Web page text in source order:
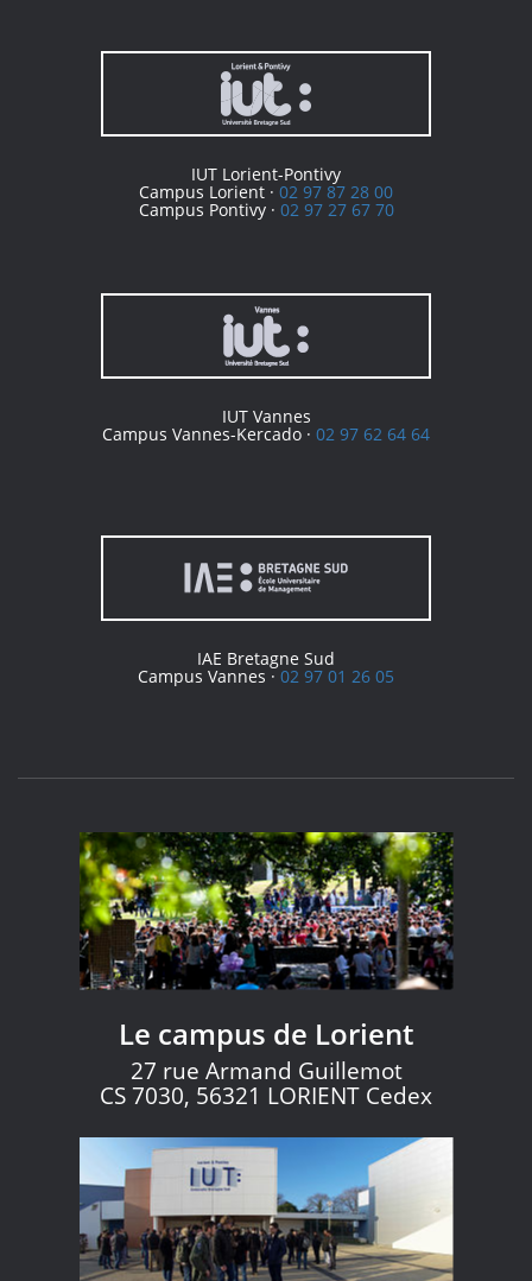
IUT Lorient-Pontivy
Campus Lorient · 02 97 87 28 00
Campus Pontivy · 02 97 27 67 70
IUT Vannes
Campus Vannes-Kercado · 02 97 62 64 64
IAE Bretagne Sud
Campus Vannes ·02 97 01 26 05
Le campus de Lorient
27 rue Armand Guillemot
CS 7030, 56321 LORIENT Cedex